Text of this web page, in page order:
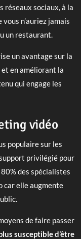
réseaux sociaux, à la
n’auriez jamais
un restaurant.
un avantage sur la
en améliorant la
qui engage les
vidéo
populaire sur les
privilégié pour
des spécialistes
car elle augmente
de faire passer
susceptible d’être